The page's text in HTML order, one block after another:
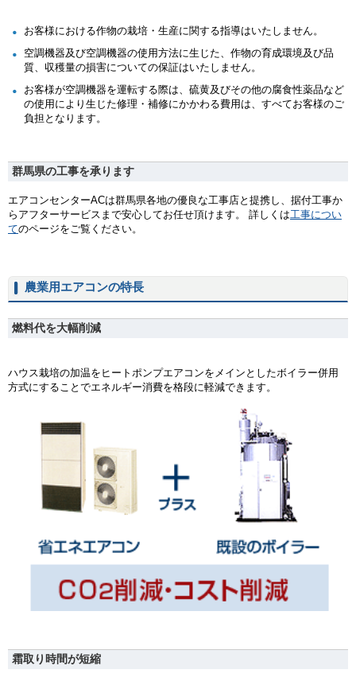
お客様における作物の栽培・生産に関する指導はいたしません。
空調機器及び空調機器の使用方法に生じた、作物の育成環境及び品
質、収穫量の損害についての保証はいたしません。
お客様が空調機器を運転する際は、硫黄及びその他の腐食性薬品など
の使用により生じた修理・補修にかかわる費用は、すべてお客様のご
負担となります。
群馬県の工事を承ります
エアコンセンターACは群馬県各地の優良な工事店と提携し、据付工事か
らアフターサービスまで安心してお任せ頂けます。 詳しくは工事につい
てのページをご覧ください。
農業用エアコンの特長
燃料代を大幅削減
ハウス栽培の加温をヒートポンプエアコンをメインとしたボイラー併用
方式にすることでエネルギー消費を格段に軽減できます。
霜取り時間が短縮